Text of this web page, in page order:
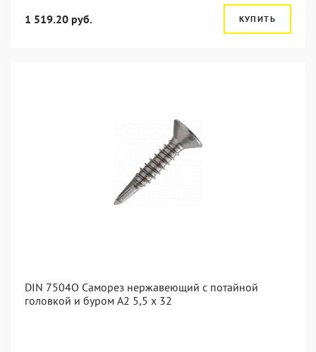
1 519.20 руб. КУПИТЬ
DIN 7504O Саморез нержавеющий с потайной
головкой и буром А2 5,5 x 32